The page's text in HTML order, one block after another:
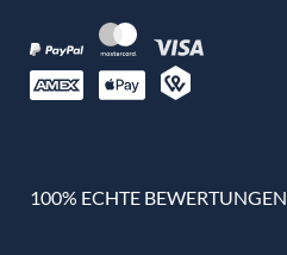
100% ECHTE BEWERTUNGEN